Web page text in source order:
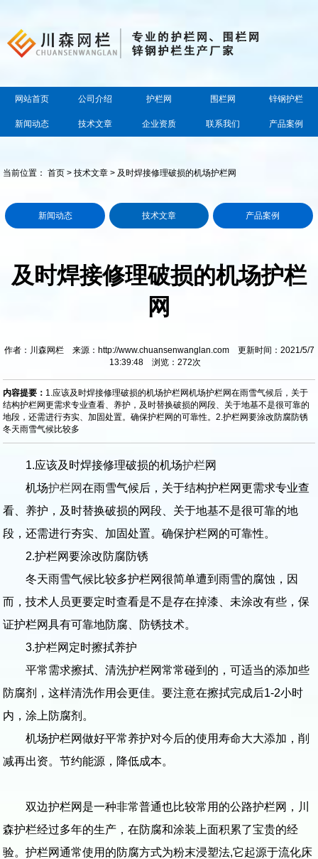
网站首页 公司介绍 护栏网 围栏网 锌钢护栏
新闻动态 技术文章 企业资质 联系我们 产品案例
当前位置：首页 >技术文章 > 及时焊接修理破损的机场护栏网
新闻动态 技术文章 产品案例
及时焊接修理破损的机场护栏
网
作者：川森网栏 来源：http://www.chuansenwanglan.com 更新时间：2021/5/7
13:39:48 浏览： 272次
内容提要： 1.应该及时焊接修理破损的机场护栏网机场护栏网在雨雪气候后，关于
结构护栏网更需求专业查看、养护，及时替换破损的网段、关于地基不是很可靠的
地段，还需进行夯实、加固处置。确保护栏网的可靠性。2.护栏网要涂改防腐防锈
冬天雨雪气候比较多
1.应该及时焊接修理破损的机场护栏网
机场护栏网在雨雪气候后，关于结构护栏网更需求专业查
看、养护，及时替换破损的网段、关于地基不是很可靠的地
段，还需进行夯实、加固处置。确保护栏网的可靠性。
2.护栏网要涂改防腐防锈
冬天雨雪气候比较多护栏网很简单遭到雨雪的腐蚀，因
而，技术人员更要定时查看是不是存在掉漆、未涂改有些，保
证护栏网具有可靠地防腐、防锈技术。
3.护栏网定时擦拭养护
平常需求擦拭、清洗护栏网常常碰到的，可适当的添加些
防腐剂，这样清洗作用会更佳。要注意在擦拭完成后1-2小时
内，涂上防腐剂。
机场护栏网做好平常养护对今后的使用寿命大大添加，削
减再出资。节约能源，降低成本。
双边护栏网是一种非常普通也比较常用的公路护栏网，川
森护栏经过多年的生产，在防腐和涂装上面积累了宝贵的经
验。护栏网通常使用的防腐方式为粉末浸塑法,它起源于流化床